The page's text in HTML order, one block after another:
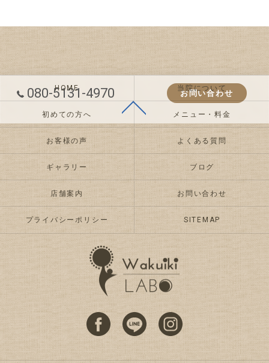
080-5131-4970 お問い合わせ
HOME 当院について
初めての方へ メニュー・料金
お客様の声 よくある質問
ギャラリー ブログ
店舗案内 お問い合わせ
プライバシーポリシー SITEMAP